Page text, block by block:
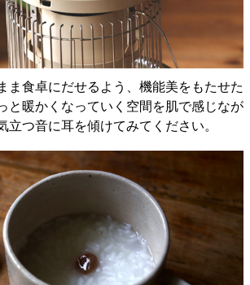
ま食卓にだせるよう、機能美をもたせた
と暖かくなっていく空間を肌で感じなが
立つ音に耳を傾けてみてください。